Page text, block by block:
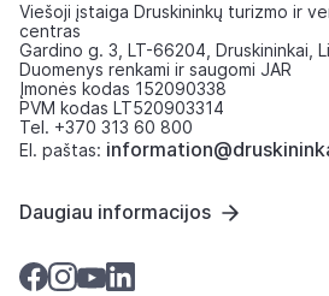
Viešoji įstaiga Druskininkų turizmo ir
centras
Gardino g. 3, LT-66204, Druskininkai,
Duomenys renkami ir saugomi JAR
Įmonės kodas 152090338
PVM kodas LT520903314
Tel. +370 313 60 800
El. paštas:
Daugiau informacijos